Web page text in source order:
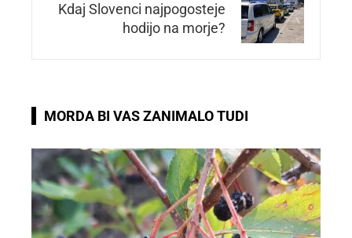
Kdaj Slovenci najpogosteje
hodijo na morje?
MORDA BI VAS ZANIMALO TUDI